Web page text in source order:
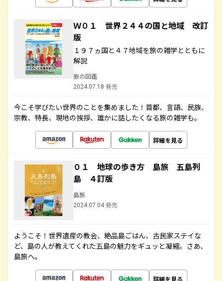
Ｗ０１ 世界２４４の国と地域 改訂
版
１９７ヵ国と４７地域を旅の雑学とともに
解説
旅の図鑑
2024.07.18 発売
今こそ学びたい世界のことを集めました！首都、言語、民族、
宗教、特長、現地の挨拶、誰かに話したくなる旅の雑学も。
詳細を見る
０１ 地球の歩き方 島旅 五島列
島 ４訂版
島旅
2024.07.04 発売
ようこそ！世界遺産の教会、絶品島ごはん、古民家ステイな
ど、島の人が教えてくれた五島の魅力をギュッと凝縮。さあ、
島旅へ。
詳細を見る